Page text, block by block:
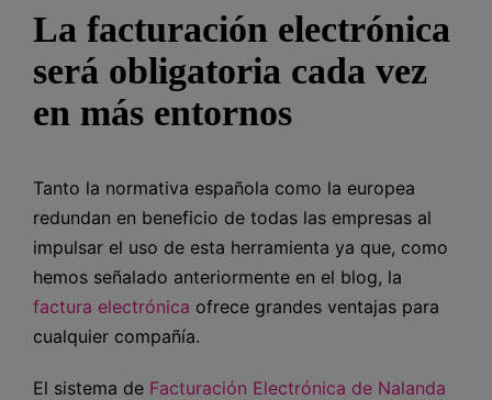
La facturación electrónica
será obligatoria cada vez
en más entornos
Tanto la normativa española como la europea
redundan en beneficio de todas las empresas al
impulsar el uso de esta herramienta ya que, como
hemos señalado anteriormente en el blog, la
factura electrónica ofrece grandes ventajas para
cualquier compañía.
El sistema de Facturación Electrónica de Nalanda